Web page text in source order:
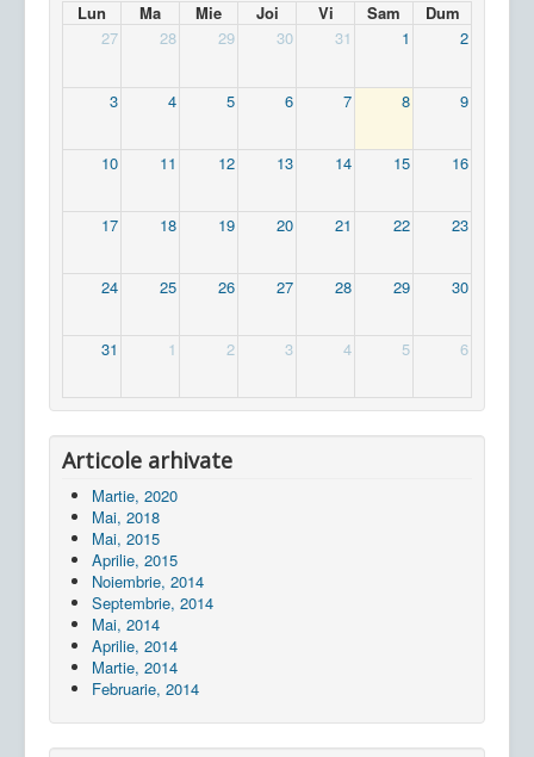
Lun Ma Mie Joi Vi Sam
Dum
27
28 29 30 31 1 2
3 4 5 6 7 8 9
10 11 12 13 14 15 16
17 18 19 20 21 22 23
24 25 26 27 28 29 30
31 1 2 3 4 5 6
Articole arhivate
Martie, 2020
Mai, 2018
Mai, 2015
Aprilie, 2015
Noiembrie, 2014
Septembrie, 2014
Mai, 2014
Aprilie, 2014
Martie, 2014
Februarie, 2014